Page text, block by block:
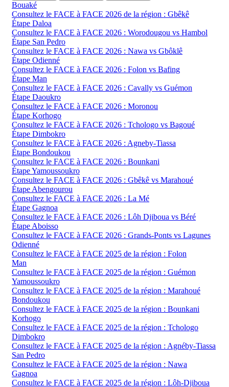
Bouaké
Consultez le FACE à FACE 2026 de la région : Gbêkê
Étape Daloa
Consultez le FACE à FACE 2026 : Worodougou vs Hambol
Étape San Pedro
Consultez le FACE à FACE 2026 : Nawa vs Gbôklê
Étape Odienné
Consultez le FACE à FACE 2026 : Folon vs Bafing
Étape Man
Consultez le FACE à FACE 2026 : Cavally vs Guémon
Étape Daoukro
Consultez le FACE à FACE 2026 : Moronou
Étape Korhogo
Consultez le FACE à FACE 2026 : Tchologo vs Bagoué
Étape Dimbokro
Consultez le FACE à FACE 2026 : Agneby-Tiassa
Étape Bondoukou
Consultez le FACE à FACE 2026 : Bounkani
Étape Yamoussoukro
Consultez le FACE à FACE 2026 : Gbêkê vs Marahoué
Étape Abengourou
Consultez le FACE à FACE 2026 : La Mé
Étape Gagnoa
Consultez le FACE à FACE 2026 : Lôh Djiboua vs Béré
Étape Aboisso
Consultez le FACE à FACE 2026 : Grands-Ponts vs Lagunes
Odienné
Consultez le FACE à FACE 2025 de la région : Folon
Man
Consultez le FACE à FACE 2025 de la région : Guémon
Yamoussoukro
Consultez le FACE à FACE 2025 de la région : Marahoué
Bondoukou
Consultez le FACE à FACE 2025 de la région : Bounkani
Korhogo
Consultez le FACE à FACE 2025 de la région : Tchologo
Dimbokro
Consultez le FACE à FACE 2025 de la région : Agnéby-Tiassa
San Pedro
Consultez le FACE à FACE 2025 de la région : Nawa
Gagnoa
Consultez le FACE à FACE 2025 de la région : Lôh-Djiboua